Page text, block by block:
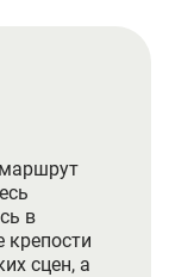
в
крепости
сцен, а